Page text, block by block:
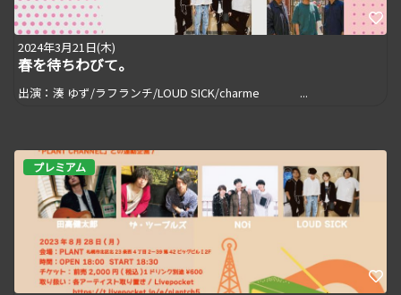
2024年3月21日(木)
春を待ちわびて。
出演：湊 ゆず/ラフランチ/LOUD SICK/charme ...
プレミアム